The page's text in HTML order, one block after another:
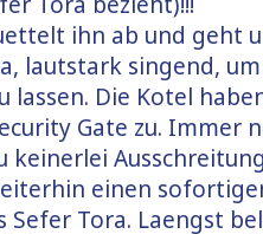
ihn ab und geht
lautstark singend,
lassen. Die Kotel
Gate zu. Immer
keinerlei
einen
Sefer Tora. Laengst